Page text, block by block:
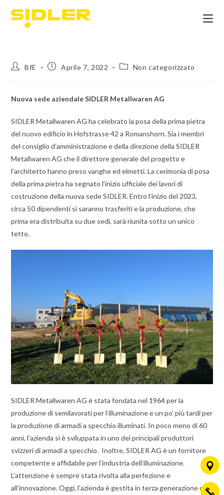
BfE Aprile 7, 2022 Non categorizzato
Nuova sede aziendale SIDLER Metallwaren AG
SIDLER Metallwaren AG ha celebrato la posa della prima pietra
del nuovo edificio in Hofstrasse 42 a Romanshorn. Sia i membri
del consiglio d’amministrazione e della direzione della SIDLER
Metallwaren AG che il direttore generale del progetto e
l’architetto hanno preso vanghe ed elmetti. La cerimonia di posa
della prima pietra ha segnato l’inizio ufficiale dei lavori di
costruzione della nuova sede SIDLER. Entro l’inizio del 2023,
circa 50 dipendenti si saranno trasferiti e la produzione, che
prima era distribuita su due sedi, sarà riunita sotto un unico
tetto.
SIDLER Metallwaren AG è stata fondata nel 1964 per la
produzione di semilavorati per l’illuminazione e un po’ più tardi per
la produzione di armadi a specchio illuminati. In poco meno di 60
anni, l’azienda si è sviluppata in uno dei principali produttori
svizzeri di armadi a specchio. Inoltre, SIDLER AG è un fornitore
competente e affidabile per l’industria dell’illuminazione.
L’attenzione è sempre stata rivolta alla perfezione e
all’innovazione. Oggi, l’azienda è gestita in terza generazione da